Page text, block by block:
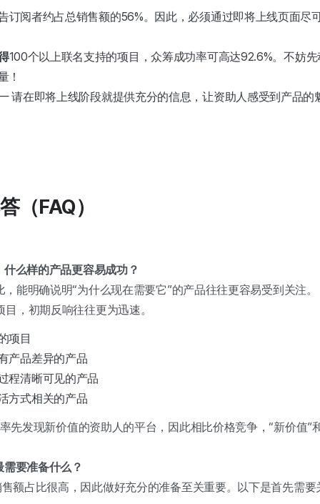
阅者约占总销售额的56%。因此，必须通过即将上线页面尽
100个以上联名支持的项目，众筹成功率可高达92.6%。不妨
！
请在即将上线阶段就提供充分的信息，让资助人感受到产品的
（FAQ）
么样的产品更容易成功？
，能明确说明“为什么现在需要它”的产品往往更容易受到关注。
，初期反响往往更为迅速。
项目
产品差异的产品
程清晰可见的产品
方式相关的产品
先发现新价值的资助人的平台，因此相比价格竞争，“新价值”
要准备什么？
额占比很高，因此做好充分的准备至关重要。以下是首先需